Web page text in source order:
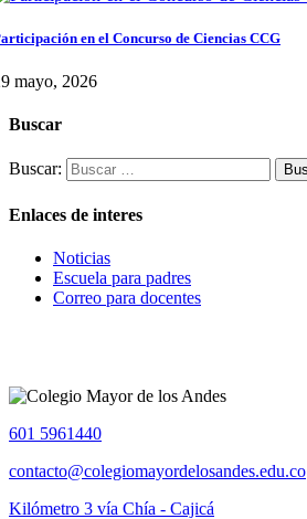
en el Concurso de Ciencias CCG
mayo, 2026
Buscar
Buscar:
Enlaces de interes
Noticias
Escuela para padres
Correo para docentes
601 5961440
contacto@colegiomayordelosandes.edu.co
Kilómetro 3 vía Chía - Cajicá